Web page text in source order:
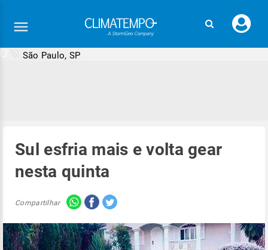
seu
São Paulo, SP
Sul esfria mais e volta gear
nesta quinta
Compartilhar